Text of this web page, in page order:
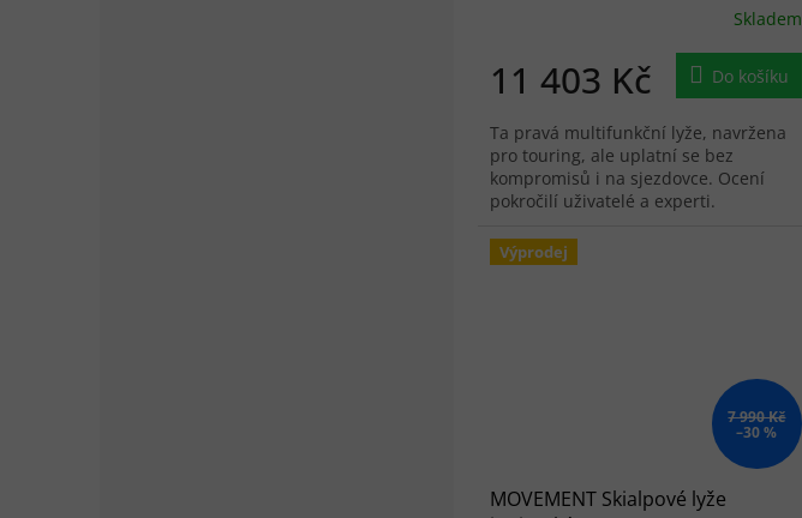
Skladem
11 403 Kč Do košíku
Ta pravá multifunkční lyže, navržena
pro touring, ale uplatní se bez
kompromisů i na sjezdovce. Ocení
pokročilí uživatelé a experti.
Výprodej
7 990 Kč
–30 %
MOVEMENT Skialpové lyže